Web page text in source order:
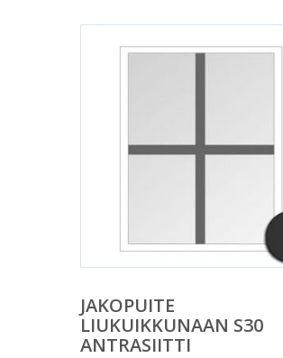
JAKOPUITE
LIUKUIKKUNAAN S30
ANTRASIITTI